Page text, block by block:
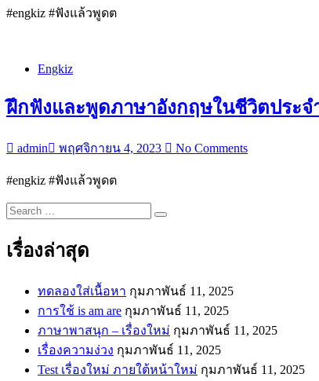
Engkiz
Ep.074”
#engkiz #ฟังแล้วพูดต“เรียน
ตอน
|
Present
Tenses”
Engkiz
ฝึกฟังและพูดภาษาอังกฤษในชีวิตประจ
admin พฤศจิกายน 4, 2023 No Comments
#engkiz #ฟังแล้วพูดต“ฝึก
และ
ใน
ชีวิต
ประจำ
วัน
100
Search
…
เรื่องล่าสุด
ทดลองใส่เนื้อหา กุมภาพันธ์ 11, 2025
การใช้ is am are กุมภาพันธ์ 11, 2025
ภาษาพาสนุก – เรื่องใหม่ กุมภาพันธ์ 11, 2025
เรื่องความง่วง กุมภาพันธ์ 11, 2025
Test เรื่องใหม่ ภายใต้หน้าใหม่ กุมภาพันธ์ 11, 2025